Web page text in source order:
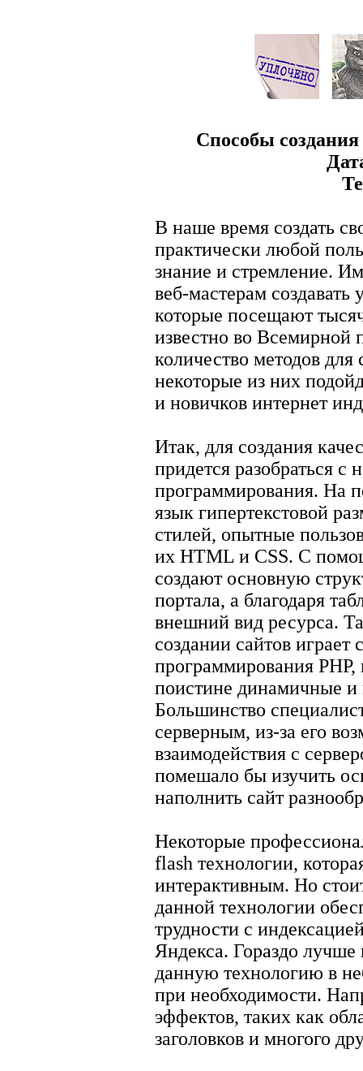
Способы создания
В наше время создать
практически любой
знание и стремление.
веб-мастерам
которые посещают
известно во Всемирной
количество методов
некоторые из них
и новичков интернет
Итак, для создания
придется разобраться
программирования. На
язык гипертекстовой
стилей, опытные
их HTML и CSS. С
создают основную
портала, а благодаря
внешний вид ресурса.
создании сайтов играет
программирования PHP,
поистине динамичные
Большинство
серверным, из-за его
взаимодействия с
помешало бы изучить
наполнить сайт
Некоторые
flash технологии,
интерактивным. Но
данной технологии
трудности с
Яндекса. Гораздо лучше
данную технологию в
при необходимости.
эффектов, таких как
заголовков и многого